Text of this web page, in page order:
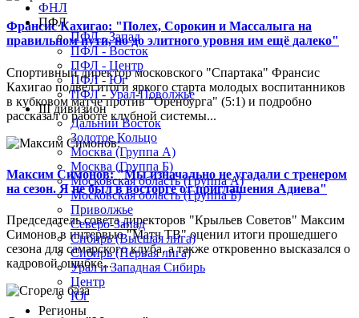
Франсис Кахигао: "Полех, Сорокин и Массалыга на
правильном пути, но до элитного уровня им ещё далеко"
Спортивный директор московского "Спартака" Франсис
Кахигао подвел итоги яркого старта молодых воспитанников
в кубковом матче против "Оренбурга" (5:1) и подробно
рассказал о работе клубной системы...
Максим Симонов: "Мы изначально не угадали с тренером
на сезон. Я не был в восторге от приглашения Адиева"
Председатель совета директоров "Крыльев Советов" Максим
Симонов в интервью "Матч ТВ" оценил итоги прошедшего
сезона для самарского клуба, а также откровенно высказался о
кадровой ошибке...
ФНЛ
ПФЛ
ПФЛ - Запад
ПФЛ - Восток
ПФЛ - Центр
ПФЛ - Юг
ПФЛ - Урал-Поволжье
III дивизион
Дальний Восток
Золотое Кольцо
Москва (Группа А)
Москва (Группа Б)
Московская область (Группа А)
Московская область (Группа Б)
Приволжье
Северо-Запад
Сибирь (Высшая лига)
Сибирь (Первая лига)
Урал и Западная Сибирь
Центр
Юг
Регионы